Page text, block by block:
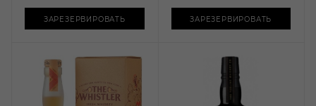
ЗАРЕЗЕРВИРОВАТЬ ЗАРЕЗЕРВИРОВАТЬ